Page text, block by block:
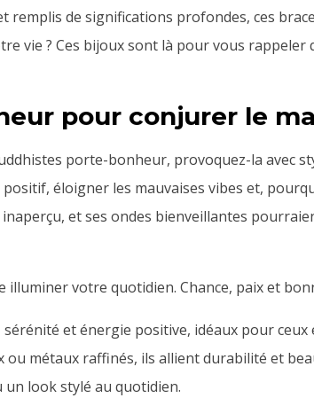
remplis de significations profondes, ces
vie ? Ces bijoux sont là pour vous
pour conjurer le
porte-bonheur, provoquez-la avec
éloigner les mauvaises vibes et,
et ses ondes bienveillantes
votre quotidien. Chance, paix et
et énergie positive, idéaux pour ceux
ou métaux raffinés, ils allient durabilité et
look stylé au quotidien.